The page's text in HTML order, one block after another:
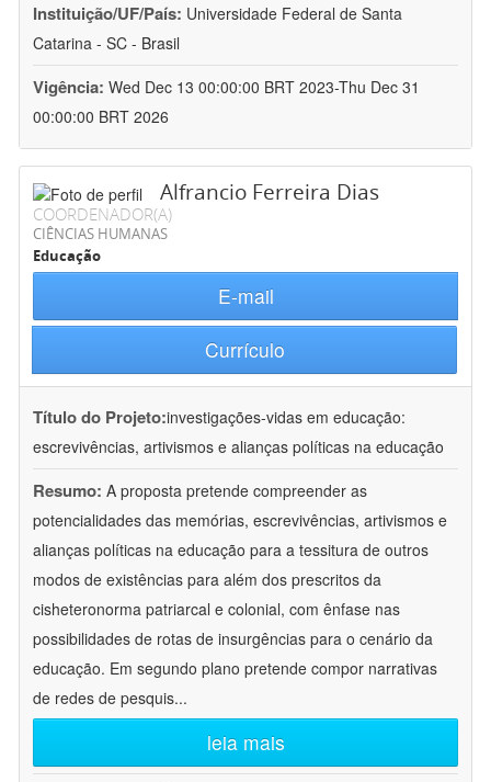
Instituição/UF/País: Universidade Federal de Santa
Catarina - SC - Brasil
Vigência: Wed Dec 13 00:00:00 BRT 2023-Thu Dec 31
00:00:00 BRT 2026
Alfrancio Ferreira Dias
COORDENADOR(A)
CIÊNCIAS HUMANAS
Educação
E-mail
Currículo
Título do Projeto:investigações-vidas em educação:
escrevivências, artivismos e alianças políticas na educação
Resumo: A proposta pretende compreender as
potencialidades das memórias, escrevivências, artivismos e
alianças políticas na educação para a tessitura de outros
modos de existências para além dos prescritos da
cisheteronorma patriarcal e colonial, com ênfase nas
possibilidades de rotas de insurgências para o cenário da
educação. Em segundo plano pretende compor narrativas
de redes de pesquis...
leia mais